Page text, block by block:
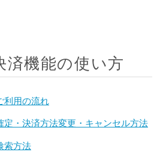
済機能の使い方
利用の流れ
定・決済方法変更・キャンセル方法
索方法